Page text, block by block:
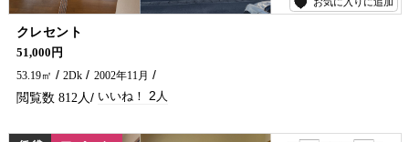
クレセント
エアコン付き、インターネット無料、女性の方にも安心なオートロック付き♪ アパートお探しなら五ヶ瀬不動産へお問合せください！
51,000円
53.19㎡
2Dk 2002年11月
812 2